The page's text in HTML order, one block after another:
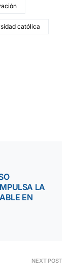
católica
LA
EN
NEXT POST